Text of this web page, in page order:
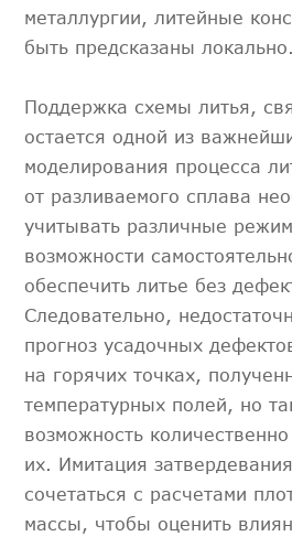
металлургии, литейные
быть предсказаны локально.
Поддержка схемы литья,
остается одной из
моделирования процесса
от разливаемого сплава
учитывать различные
возможности
обеспечить литье без
Следовательно,
прогноз усадочных
на горячих точках,
температурных полей, но
возможность
их. Имитация
сочетаться с расчетами
массы, чтобы оценить